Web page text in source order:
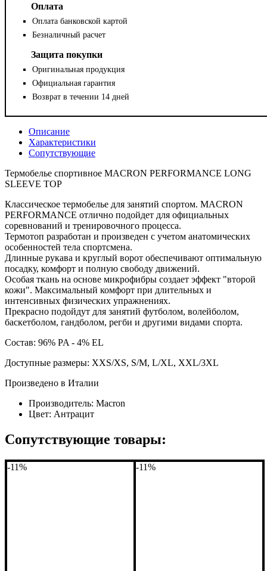
Оплата
Оплата банковской картой
Безналичный расчет
Защита покупки
Оригинальная продукция
Официальная гарантия
Возврат в течении 14 дней
Описание
Характеристики
Сопутствующие
Термобелье спортивное MACRON PERFORMANCE LONG
SLEEVE TOP
Классическое термобелье для занятий спортом. MACRON
PERFORMANCE отлично подойдет для официальных
соревнований и тренировочного процесса.
Термотоп разработан и произведен с учетом анатомических
особенностей тела спортсмена.
Длинные рукава и круглый ворот обеспечивают оптимальную
посадку, комфорт и полную свободу движений.
Особая ткань на основе микрофибры создает эффект "второй
кожи". Максимальный комфорт при длительных и
интенсивных физических упражнениях.
Прекрасно подойдут для занятий футболом, волейболом,
баскетболом, гандболом, регби и другими видами спорта.
Состав: 96% PA - 4% EL
Доступные размеры: XXS/XS, S/M, L/XL, XXL/3XL
Произведено в Италии
Производитель: Macron
Цвет: Антрацит
Сопутствующие товары:
-11% -11%